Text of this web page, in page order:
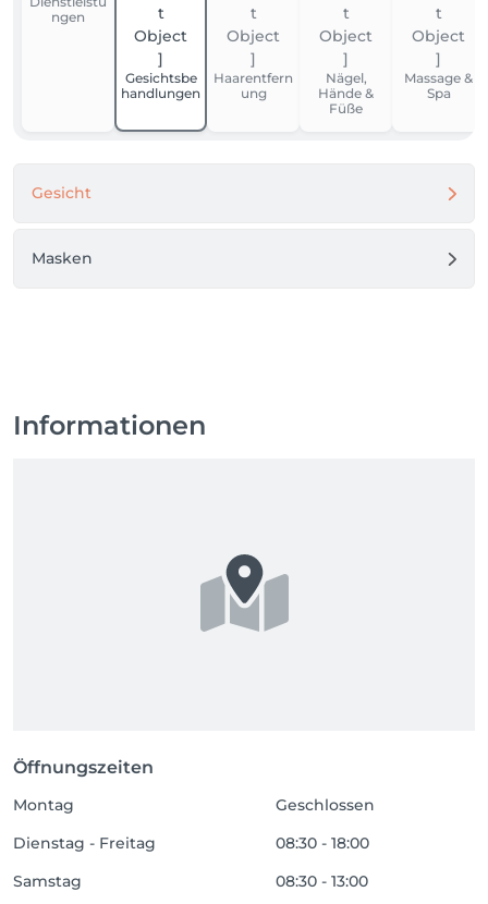
ngen
Gesichtsbe
handlungen
Haarentfern
ung
Nägel,
Hände &
Füße
Massage &
Spa
Gesicht
Masken
Informationen
Öffnungszeiten
Montag
Geschlossen
Dienstag - Freitag
08:30 - 18:00
Samstag
08:30 - 13:00